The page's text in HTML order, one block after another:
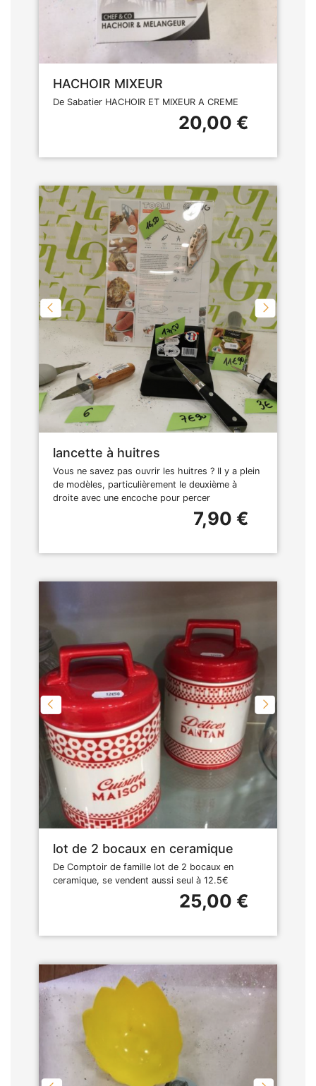
HACHOIR MIXEUR
De Sabatier HACHOIR ET MIXEUR A CREME
20,00 €
lancette à huitres
Vous ne savez pas ouvrir les huitres ? Il y a plein
de modèles, particulièrement le deuxième à
droite avec une encoche pour percer
7,90 €
lot de 2 bocaux en ceramique
De Comptoir de famille lot de 2 bocaux en
ceramique, se vendent aussi seul à 12.5€
25,00 €